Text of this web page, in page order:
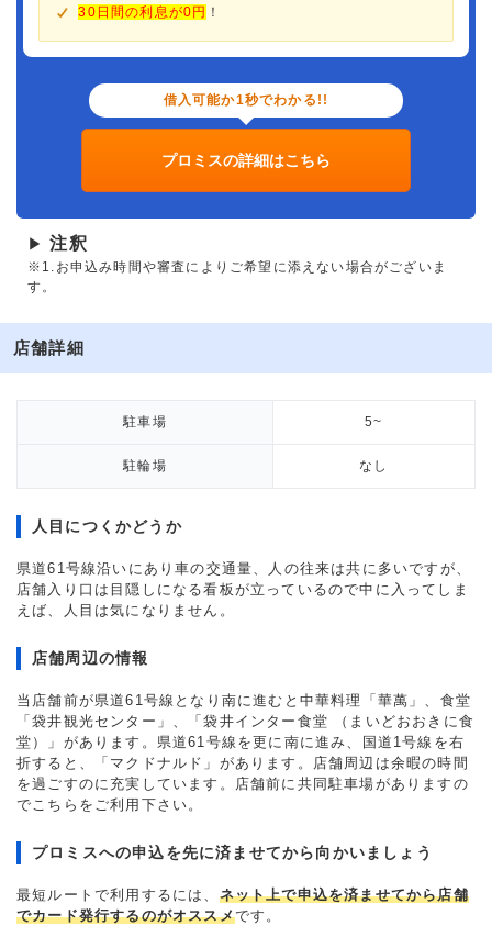
30日間の利息が0円 ！
借入可能か1秒でわかる!!
プロミスの詳細はこちら
▶ 注釈
※1.お申込み時間や審査によりご希望に添えない場合がございま
す。
店舗詳細
駐車場 5~
駐輪場 なし
人目につくかどうか
県道61号線沿いにあり車の交通量、人の往来は共に多いですが、
店舗入り口は目隠しになる看板が立っているので中に入ってしま
えば、人目は気になりません。
店舗周辺の情報
当店舗前が県道61号線となり南に進むと中華料理「華萬」、食堂
「袋井観光センター」、「袋井インター食堂 （まいどおおきに食
堂）」があります。県道61号線を更に南に進み、国道1号線を右
折すると、「マクドナルド」があります。店舗周辺は余暇の時間
を過ごすのに充実しています。店舗前に共同駐車場がありますの
でこちらをご利用下さい。
プロミスへの申込を先に済ませてから向かいましょう
最短ルートで利用するには、 ネット上で申込を済ませてから店舗
でカード発行するのがオススメです。